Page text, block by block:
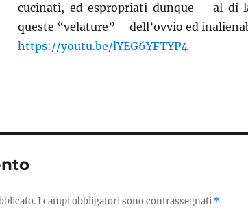
cucinati, ed espropriati dunque – al di
queste “velature” – dell’ovvio ed
https://youtu.be/lYEG6YFTYP4
I campi obbligatori sono contrassegnati *